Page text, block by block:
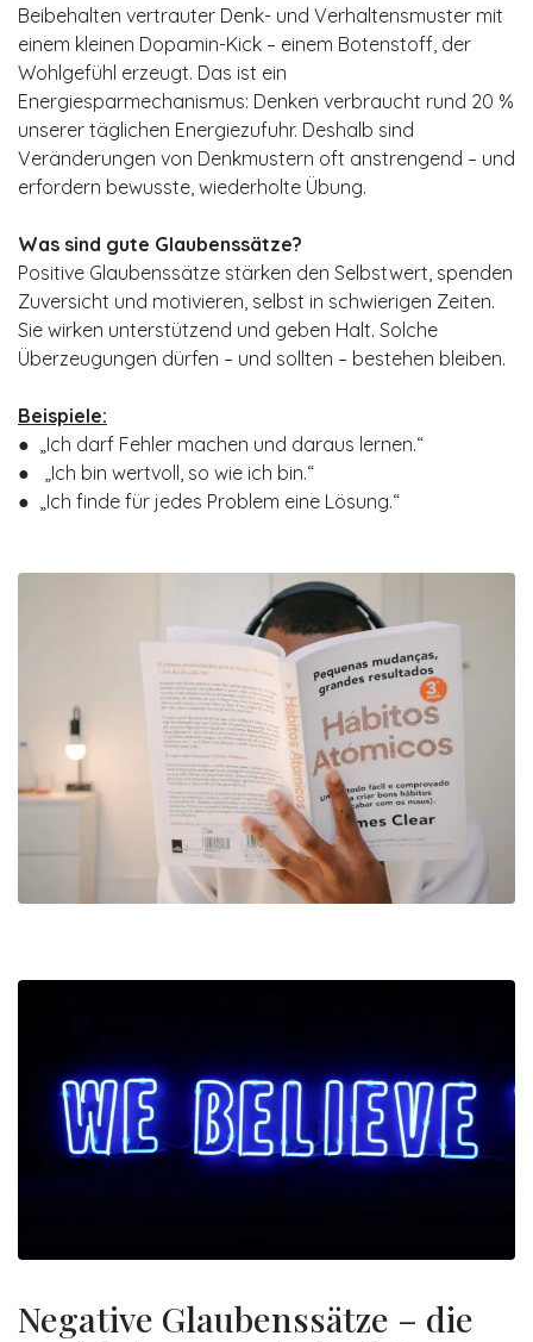
Beibehalten vertrauter Denk- und Verhaltensmuster mit
einem kleinen Dopamin-Kick – einem Botenstoff, der
Wohlgefühl erzeugt. Das ist ein
Energiesparmechanismus: Denken verbraucht rund 20 %
unserer täglichen Energiezufuhr. Deshalb sind
Veränderungen von Denkmustern oft anstrengend – und
erfordern bewusste, wiederholte Übung.
Was sind gute Glaubenssätze?
Positive Glaubenssätze stärken den Selbstwert, spenden
Zuversicht und motivieren, selbst in schwierigen Zeiten.
Sie wirken unterstützend und geben Halt. Solche
Überzeugungen dürfen – und sollten – bestehen bleiben.
Beispiele:
● „Ich darf Fehler machen und daraus lernen.“
● „Ich bin wertvoll, so wie ich bin.“
● „Ich finde für jedes Problem eine Lösung.“
Negative Glaubenssätze – die